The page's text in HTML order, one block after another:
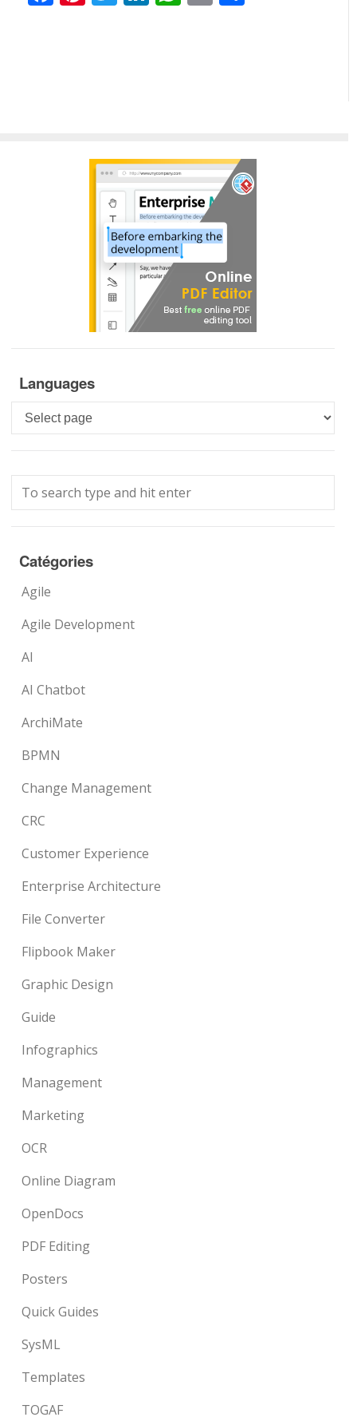
Languages
Languages
Catégories
Agile
Agile Development
AI
AI Chatbot
ArchiMate
BPMN
Change Management
CRC
Customer Experience
Enterprise Architecture
File Converter
Flipbook Maker
Graphic Design
Guide
Infographics
Management
Marketing
OCR
Online Diagram
OpenDocs
PDF Editing
Posters
Quick Guides
SysML
Templates
TOGAF